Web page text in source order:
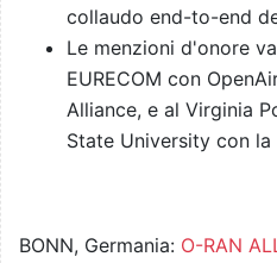
collaudo end-to-end
Le menzioni d'onore
EURECOM con
Alliance, e al Virginia
State University con
BONN, Germania: O-RAN